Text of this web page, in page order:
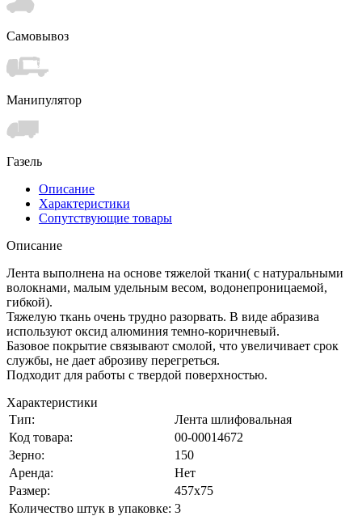
Самовывоз
Манипулятор
Газель
Описание
Характеристики
Сопутствующие товары
Описание
Лента выполнена на основе тяжелой ткани( с натуральными
волокнами, малым удельным весом, водонепроницаемой,
гибкой).
Тяжелую ткань очень трудно разорвать. В виде абразива
используют оксид алюминия темно-коричневый.
Базовое покрытие связывают смолой, что увеличивает срок
службы, не дает аброзиву перегреться.
Подходит для работы с твердой поверхностью.
Характеристики
Тип:
Лента шлифовальная
Код товара:
00-00014672
Зерно:
150
Аренда:
Нет
Размер:
457х75
Количество штук в упаковке: 3